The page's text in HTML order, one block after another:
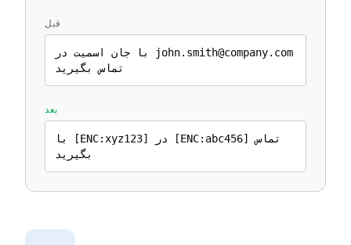
قبل
با جان اسمیت در john.smith@company.com
تماس بگیرید
بعد
با [ENC:xyz123] در [ENC:abc456] تماس
بگیرید